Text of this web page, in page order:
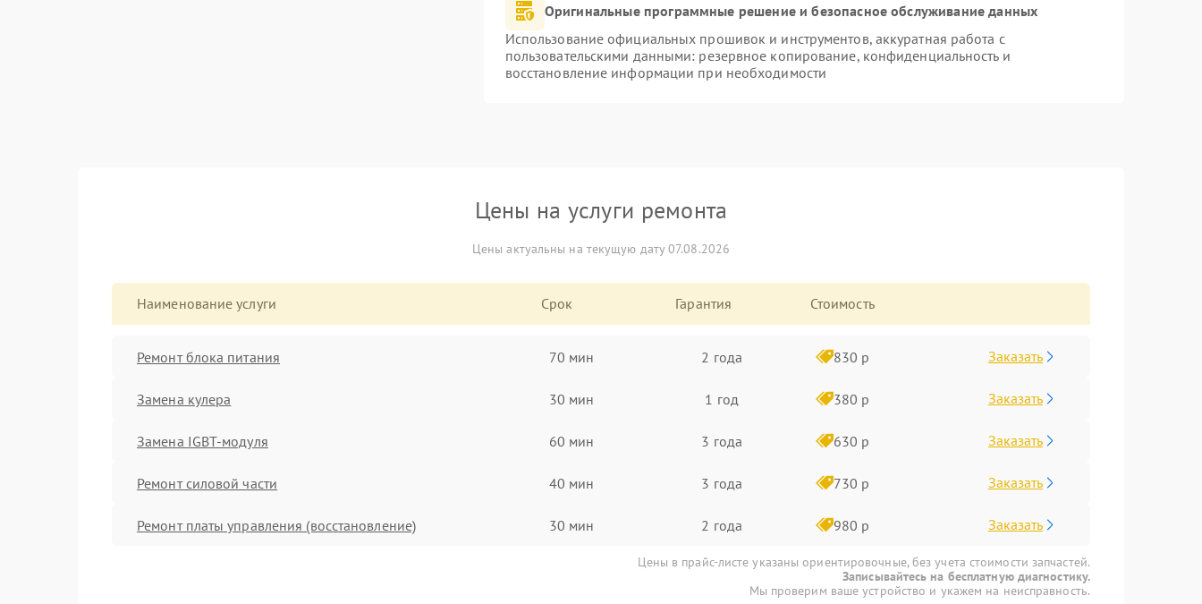
Оригинальные программные решение и безопасное обслуживание данных
Использование официальных прошивок и инструментов, аккуратная работа с
пользовательскими данными: резервное копирование, конфиденциальность и
восстановление информации при необходимости
Цены на услуги ремонта
Цены актуальны на текущую дату 07.08.2026
Наименование услуги Срок Гарантия Стоимость
Ремонт блока питания 70 мин 2 года 830 р Заказать
Замена кулера 30 мин 1 год 380 р Заказать
Замена IGBT-модуля 60 мин 3 года 630 р Заказать
Ремонт силовой части 40 мин 3 года 730 р Заказать
Ремонт платы управления (восстановление) 30 мин 2 года 980 р Заказать
Цены в прайс-листе указаны ориентировочные, без учета стоимости запчастей.
Записывайтесь на бесплатную диагностику.
Мы проверим ваше устройство и укажем на неисправность.